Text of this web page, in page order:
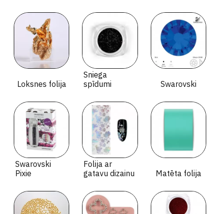
Loksnes folija
Sniega
spīdumi
Swarovski
Swarovski
Pixie
Folija ar
gatavu dizainu
Matēta folija